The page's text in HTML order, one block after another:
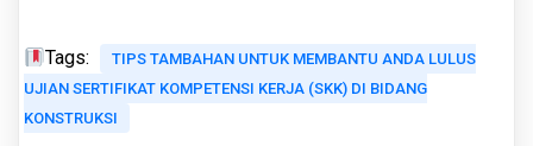
Tags:
TIPS TAMBAHAN UNTUK MEMBANTU ANDA LULUS
UJIAN SERTIFIKAT KOMPETENSI KERJA (SKK) DI BIDANG
KONSTRUKSI